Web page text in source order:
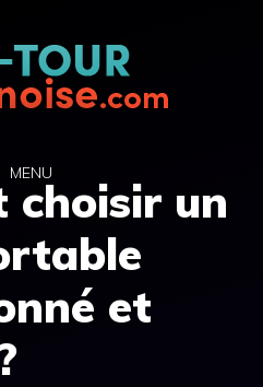
MENU
choisir un
et